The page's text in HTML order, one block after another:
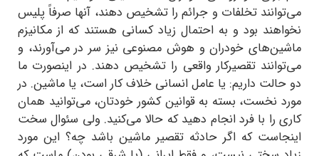
می‌توانند تخلفات و جرائم را تشخیص دهند، آنها صرفاً پلیس
نخواهند بود و به احتمال زیاد کسانی هستند که از مکانیزم
ماشین‌های خودران و هوش مصنوعی نیز سر در می‌آورند، و
می‌توانند تقصیرکار واقعی را تشخیص دهند. در اینصورت ما
دو حالت داریم: یا عامل انسانی خلاف کار است، یا ماشین. در
مورد نخست، بسته به قوانین کشور خودتان، می‌توانید همان
کاری را با فرد انجام دهید که حالا می‌کنید. ولی سئوال سخت
اینجاست که اگر حادثه تقصیر ماشین باشد چه؟ این مورد